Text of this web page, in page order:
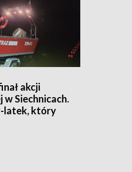
akcji
Siechnicach.
latek, który